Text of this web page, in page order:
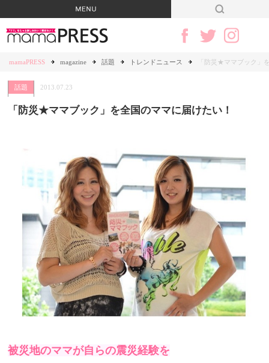
mamaPRESS magazine 話題 トレンドニュース 「防災★ママブック」
話題 2013.07.23
「防災★ママブック」を全国のママに届けたい！
被災地のママが自らの震災経験を